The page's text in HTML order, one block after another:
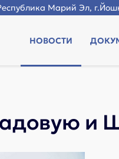
Марий Эл,
НОВОСТИ
и